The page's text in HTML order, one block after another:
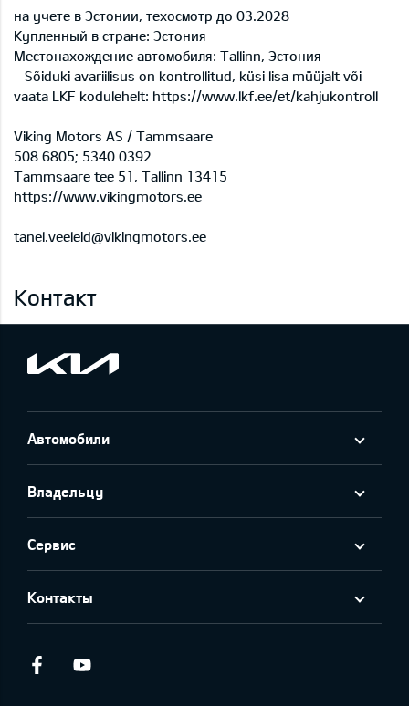
на учете в Эстонии, техосмотр до 03.2028
Купленный в стране: Эстония
Местонахождение автомобиля: Tallinn, Эстония
- Sõiduki avariilisus on kontrollitud, küsi lisa müüjalt või
vaata LKF kodulehelt: https://www.lkf.ee/et/kahjukontroll
Viking Motors AS / Tammsaare
508 6805; 5340 0392
Tammsaare tee 51, Tallinn 13415
https://www.vikingmotors.ee
tanel.veeleid@vikingmotors.ee
Контакт
Автомобили
Владельцу
Сервис
Контакты
Facebook